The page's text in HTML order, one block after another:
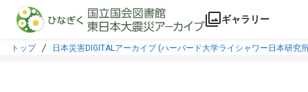
本文に飛ぶ
ギャラリー
トップ 日本災害DIGITALアーカイブ (ハーバード大学ライシャワー日本研究